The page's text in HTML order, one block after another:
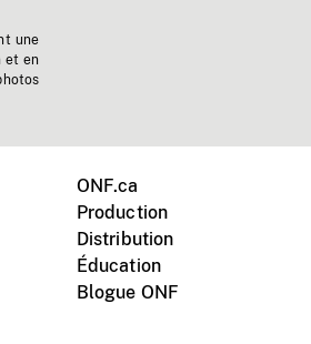
une
et en
ONF.ca
Production
Distribution
Éducation
Blogue ONF